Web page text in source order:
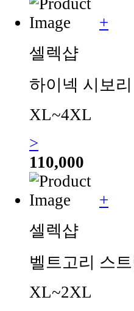
+
셀렉샵
하이넥 시보
XL~4XL
>
110,000
+
셀렉샵
벨트고리 스
XL~2XL